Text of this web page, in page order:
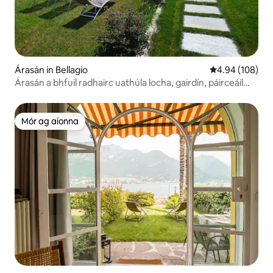
Árasán in Bellagio Meánrátáil
4.94 (108)
Árasán a bhfuil radhairc uathúla locha, gairdín, páirceáil
Mór ag aíonna
Mór ag aíonna